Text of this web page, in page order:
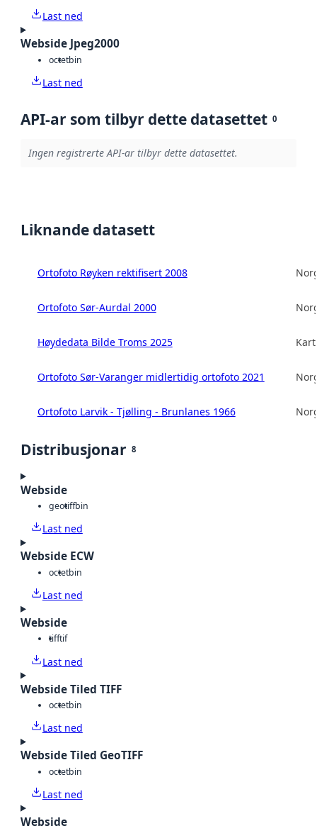
Last ned
Webside Jpeg2000
octetbin
Last ned
API-ar som tilbyr dette datasettet 0
Ingen registrerte API-ar tilbyr dette datasettet.
Liknande datasett
Ortofoto Røyken rektifisert 2008
Ortofoto Sør-Aurdal 2000
Høydedata Bilde Troms 2025
Ortofoto Sør-Varanger midlertidig ortofoto 2021
Ortofoto Larvik - Tjølling - Brunlanes 1966
Distribusjonar 8
Webside
geotiffbin
Last ned
Webside ECW
octetbin
Last ned
Webside
tifftif
Last ned
Webside Tiled TIFF
octetbin
Last ned
Webside Tiled GeoTIFF
octetbin
Last ned
Webside